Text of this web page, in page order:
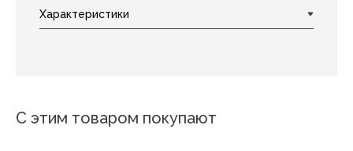
С этим товаром покупают